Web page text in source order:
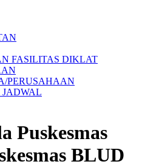
FASILITAS DIKLAT
PERUSAHAAN
Puskesmas
BLUD